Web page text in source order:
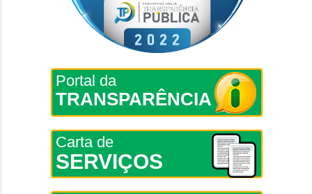
Portal da
TRANSPARÊNCIA
Carta de
SERVIÇOS